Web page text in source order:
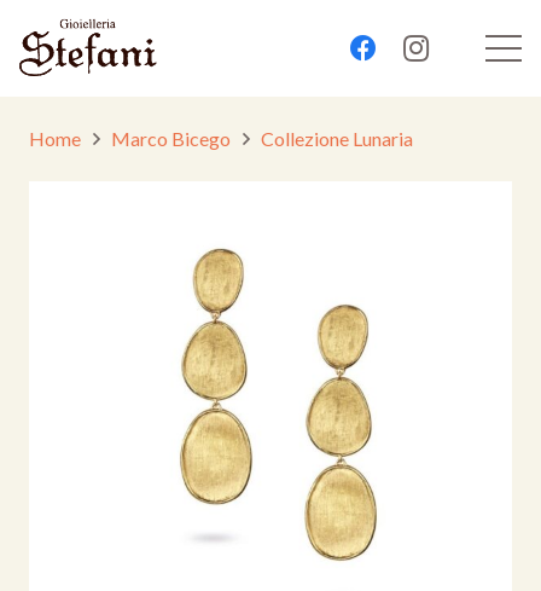
Home Marco Bicego Collezione Lunaria